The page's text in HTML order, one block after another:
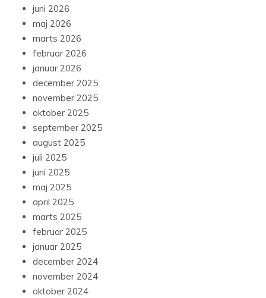
juni 2026
maj 2026
marts 2026
februar 2026
januar 2026
december 2025
november 2025
oktober 2025
september 2025
august 2025
juli 2025
juni 2025
maj 2025
april 2025
marts 2025
februar 2025
januar 2025
december 2024
november 2024
oktober 2024